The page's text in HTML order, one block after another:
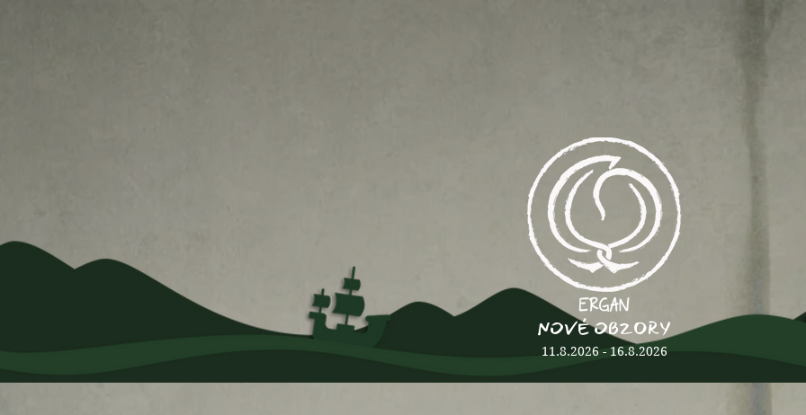
NOVÉ OBZORY
11.8.2026 - 16.8.2026